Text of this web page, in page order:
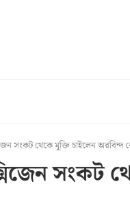
সংকট থেকে মুক্তি চাইলেন
সংকট